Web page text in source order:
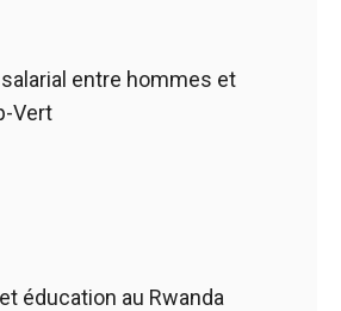
salarial entre hommes et
Vert
éducation au Rwanda